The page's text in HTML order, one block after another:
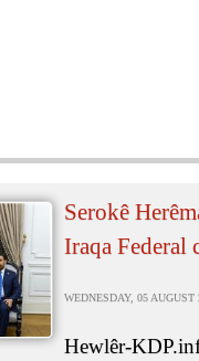
Serokê
Iraqa Federal
WEDNESDAY, 05 AUGUST
Hewlêr-